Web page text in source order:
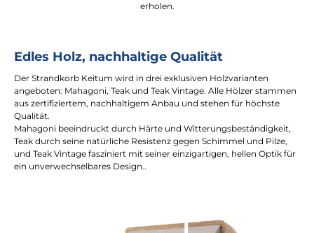
erholen.
Edles Holz, nachhaltige Qualität
Der Strandkorb Keitum wird in drei exklusiven Holzvarianten
angeboten: Mahagoni, Teak und Teak Vintage. Alle Hölzer stammen
aus zertifiziertem, nachhaltigem Anbau und stehen für höchste
Qualität.
Mahagoni beeindruckt durch Härte und Witterungsbeständigkeit,
Teak durch seine natürliche Resistenz gegen Schimmel und Pilze,
und Teak Vintage fasziniert mit seiner einzigartigen, hellen Optik für
ein unverwechselbares Design..